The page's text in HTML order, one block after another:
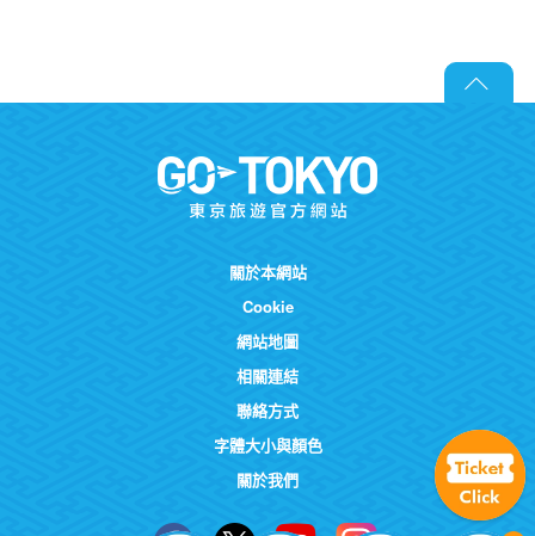
關於本網站
Cookie
網站地圖
相關連結
聯絡方式
字體大小與顏色
關於我們